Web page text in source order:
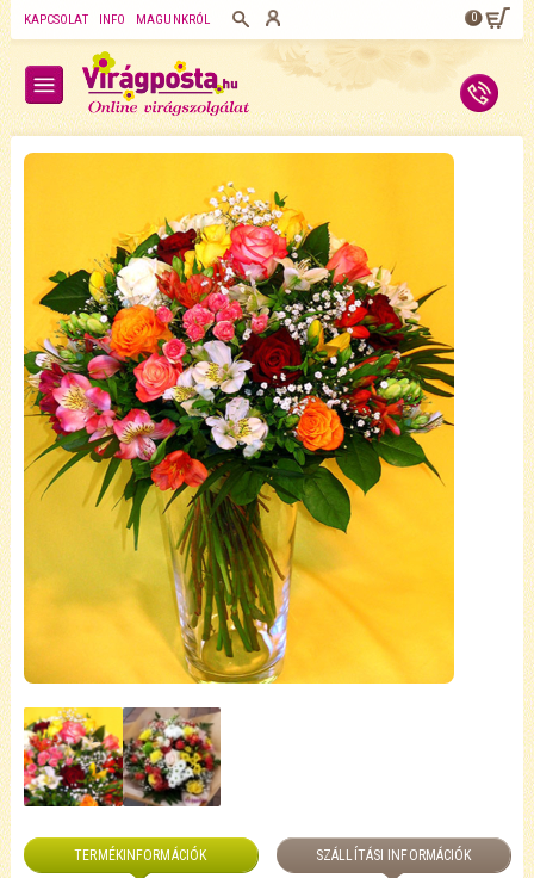
KAPCSOLAT INFO MAGUNKRÓL 0
TERMÉKINFORMÁCIÓK SZÁLLÍTÁSI INFORMÁCIÓK